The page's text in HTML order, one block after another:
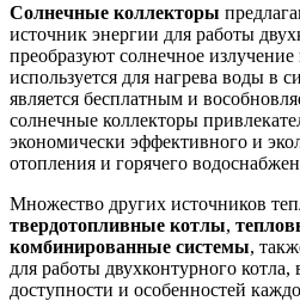
Солнечные коллекторы
источник энергии для работы
преобразуют солнечное излучение
используется для нагрева воды в
является бесплатным и
солнечные коллекторы
экономически эффективного и
отопления и горячего
Множество других источников
твердотопливные котлы,
комбинированные системы,
для работы двухконтурного котла,
доступности и особенностей